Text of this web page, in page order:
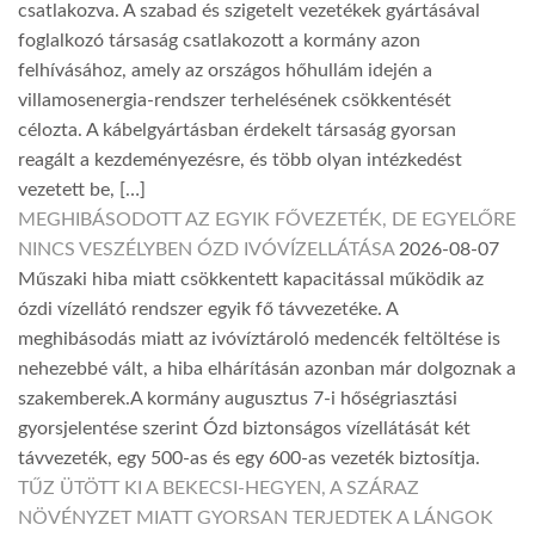
csatlakozva. A szabad és szigetelt vezetékek gyártásával
foglalkozó társaság csatlakozott a kormány azon
felhívásához, amely az országos hőhullám idején a
villamosenergia-rendszer terhelésének csökkentését
célozta. A kábelgyártásban érdekelt társaság gyorsan
reagált a kezdeményezésre, és több olyan intézkedést
vezetett be, […]
MEGHIBÁSODOTT AZ EGYIK FŐVEZETÉK, DE EGYELŐRE
NINCS VESZÉLYBEN ÓZD IVÓVÍZELLÁTÁSA 2026-08-07
Műszaki hiba miatt csökkentett kapacitással működik az
ózdi vízellátó rendszer egyik fő távvezetéke. A
meghibásodás miatt az ivóvíztároló medencék feltöltése is
nehezebbé vált, a hiba elhárításán azonban már dolgoznak a
szakemberek.A kormány augusztus 7-i hőségriasztási
gyorsjelentése szerint Ózd biztonságos vízellátását két
távvezeték, egy 500-as és egy 600-as vezeték biztosítja.
TŰZ ÜTÖTT KI A BEKECSI-HEGYEN, A SZÁRAZ
NÖVÉNYZET MIATT GYORSAN TERJEDTEK A LÁNGOK